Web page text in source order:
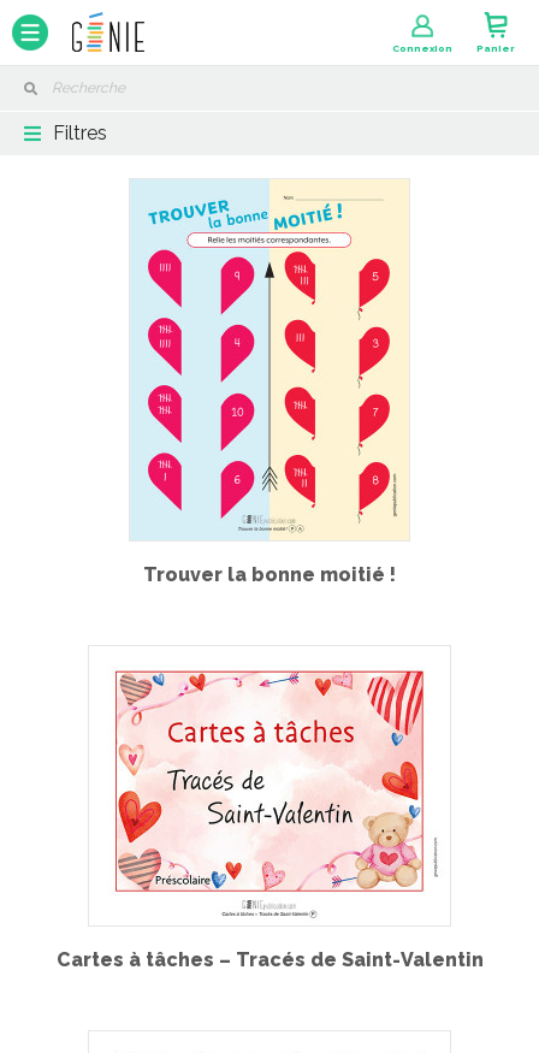
Connexion Panier
Filtres
Trouver la bonne moitié !
Cartes à tâches – Tracés de Saint-Valentin
Panneau de gestion des cookies